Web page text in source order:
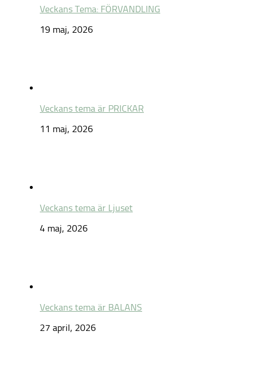
Veckans Tema: FÖRVANDLING
19 maj, 2026
Veckans tema är PRICKAR
11 maj, 2026
Veckans tema är Ljuset
4 maj, 2026
Veckans tema är BALANS
27 april, 2026